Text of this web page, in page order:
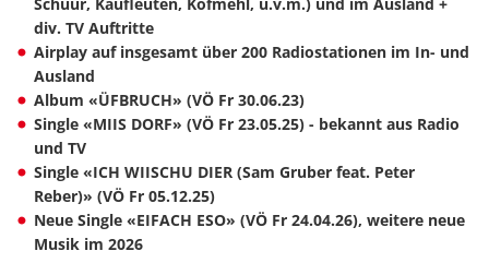
div. TV Auftritte
Airplay auf insgesamt über 200 Radiostationen im In- und
Ausland
Album «ÜFBRUCH» (VÖ Fr 30.06.23)
Single «MIIS DORF» (VÖ Fr 23.05.25) - bekannt aus Radio
und TV
Single «ICH WIISCHU DIER (Sam Gruber feat. Peter
Reber)» (VÖ Fr 05.12.25)
Neue Single «EIFACH ESO» (VÖ Fr 24.04.26), weitere neue
Musik im 2026